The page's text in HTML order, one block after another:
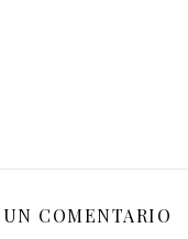
UN COMENTARIO